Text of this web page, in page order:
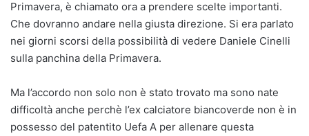
Primavera, è chiamato ora a prendere scelte importanti.
Che dovranno andare nella giusta direzione. Si era parlato
nei giorni scorsi della possibilità di vedere Daniele Cinelli
sulla panchina della Primavera.
Ma l’accordo non solo non è stato trovato ma sono nate
difficoltà anche perchè l’ex calciatore biancoverde non è in
possesso del patentito Uefa A per allenare questa